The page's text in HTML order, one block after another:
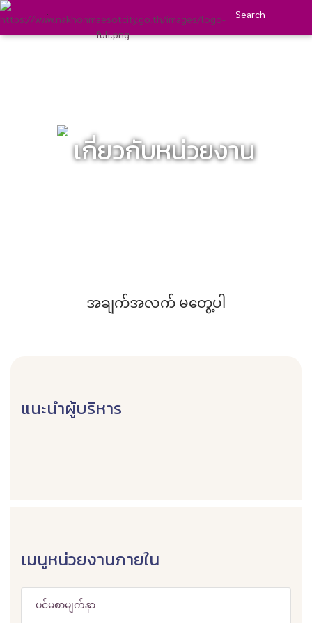
Search
เกี่ยวกับหน่วยงาน
အချက်အလက် မတွေ့ပါ
แนะนำผู้บริหาร
เมนูหน่วยงานภายใน
ပင်မစာမျက်နှာ